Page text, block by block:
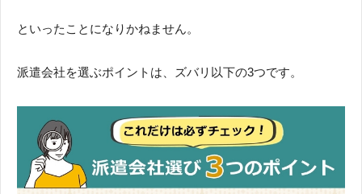
といったことになりかねません。
派遣会社を選ぶポイントは、ズバリ以下の3つです。